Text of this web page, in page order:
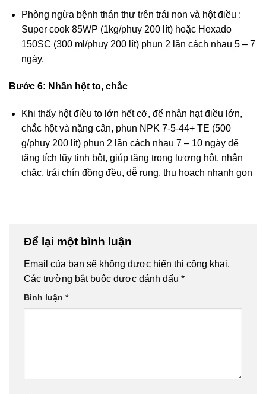
Phòng ngừa bệnh thán thư trên trái non và hột điều :
Super cook 85WP (1kg/phuy 200 lít) hoặc Hexado
150SC (300 ml/phuy 200 lít) phun 2 lần cách nhau 5 – 7
ngày.
Bước 6: Nhân hột to, chắc
Khi thấy hột điều to lớn hết cỡ, để nhân hạt điều lớn,
chắc hột và nặng cân, phun NPK 7-5-44+ TE (500
g/phuy 200 lít) phun 2 lần cách nhau 7 – 10 ngày để
tăng tích lũy tinh bột, giúp tăng trọng lượng hột, nhân
chắc, trái chín đồng đều, dễ rụng, thu hoạch nhanh gọn
Để lại một bình luận
Email của bạn sẽ không được hiển thị công khai.
Các trường bắt buộc được đánh dấu *
Bình luận *